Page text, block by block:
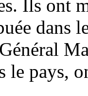
Ils ont
dans
le pays,